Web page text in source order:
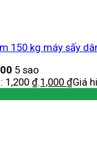
150 kg máy sấy
5 sao
1,200 ₫.1,000 ₫Giá